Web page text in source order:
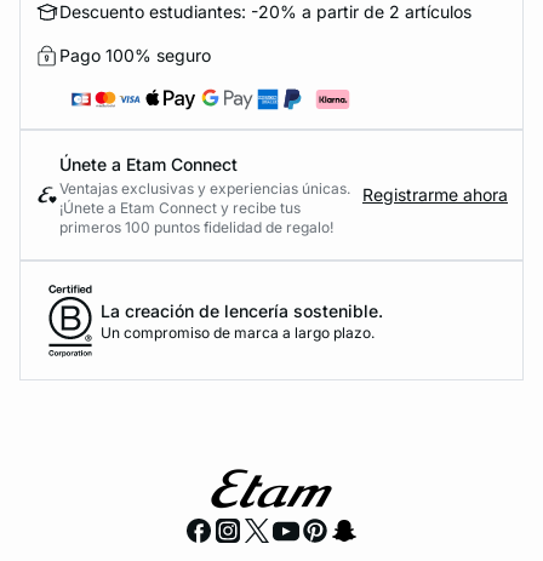
Descuento estudiantes: -20% a partir de 2 artículos
Pago 100% seguro
Únete a Etam Connect
Ventajas exclusivas y experiencias únicas.
¡Únete a Etam Connect y recibe tus
primeros 100 puntos fidelidad de regalo!
Registrarme ahora
La creación de lencería sostenible.
Un compromiso de marca a largo plazo.